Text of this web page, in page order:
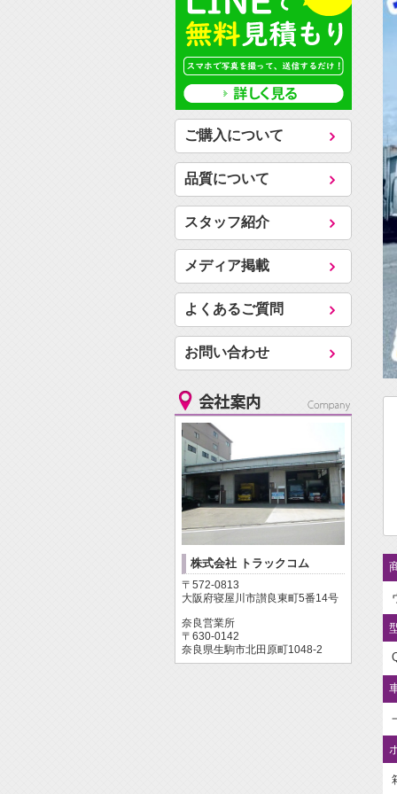
ご購入について
品質について
スタッフ紹介
メディア掲載
よくあるご質問
お問い合わせ
株式会社 トラックコム
〒572-0813
大阪府寝屋川市讃良東町5番14号
奈良営業所
〒630-0142
奈良県生駒市北田原町1048-2